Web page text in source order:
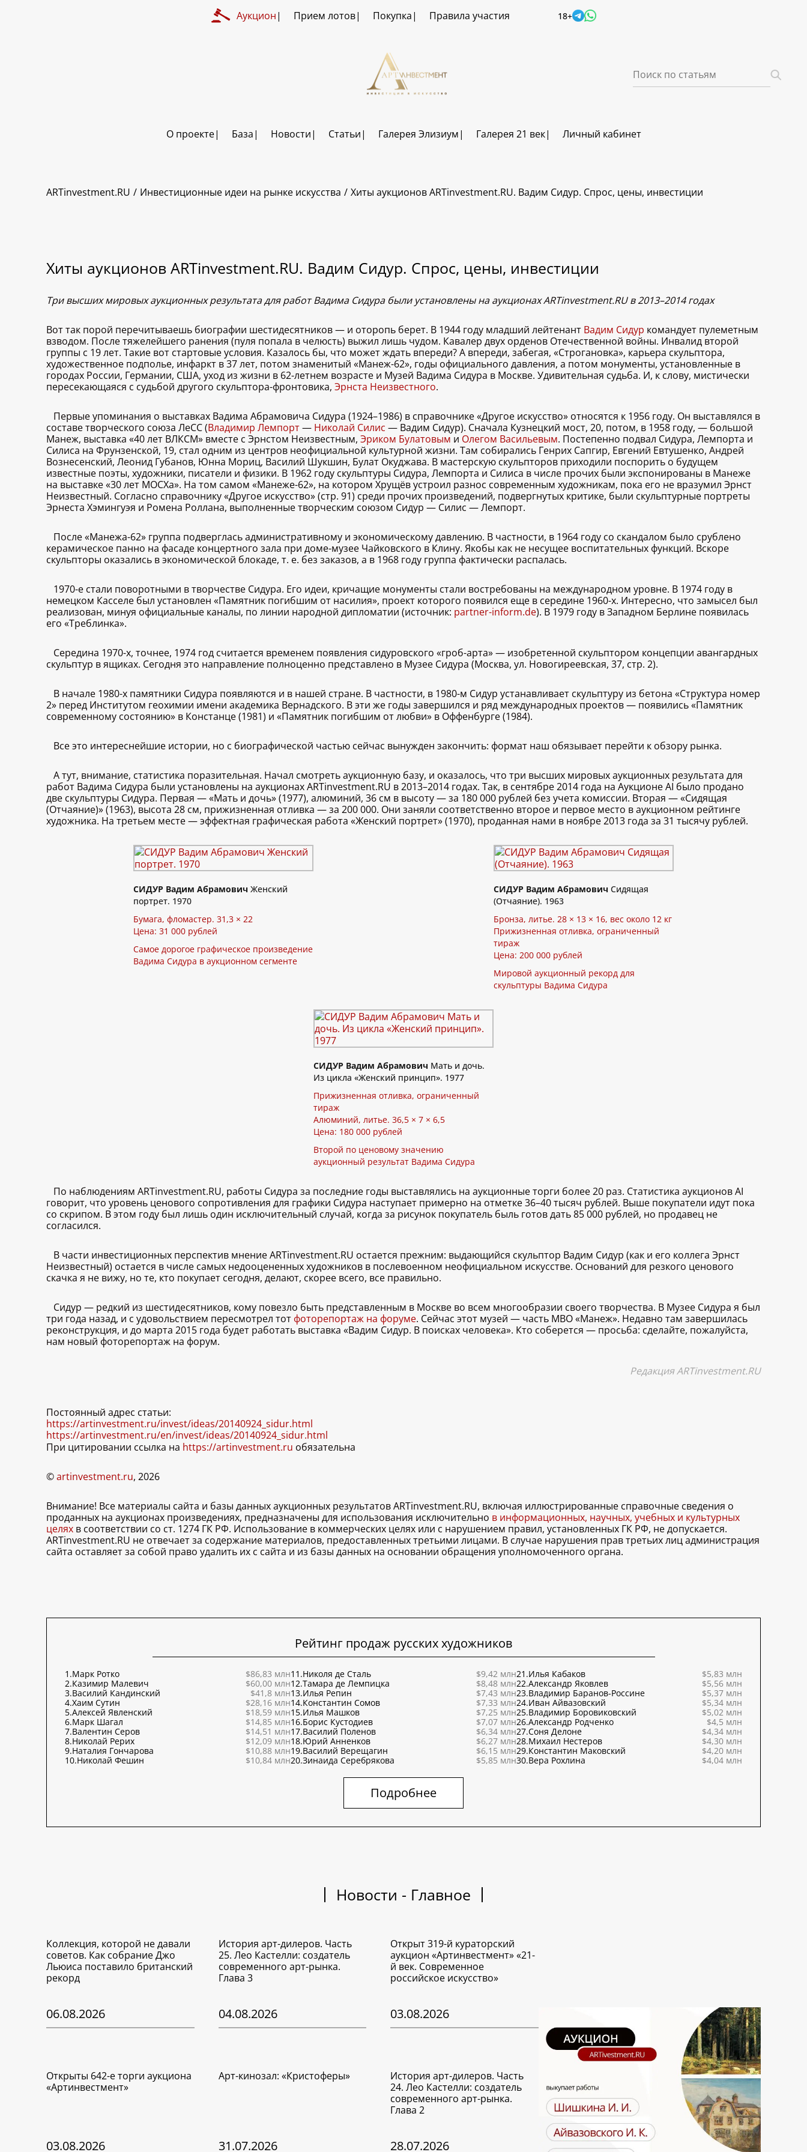
Аукцион Прием лотов Покупка Правила участия 18+
О проекте База Новости Статьи Галерея Элизиум Галерея 21 век Личный кабинет
ARTinvestment.RU Инвестиционные идеи на рынке искусства Хиты аукционов ARTinvestment.RU. Вадим Сидур. Спрос, цены, инвестиции
Хиты аукционов ARTinvestment.RU. Вадим Сидур. Спрос, цены, инвестиции
Три высших мировых аукционных результата для работ Вадима Сидура были установлены на аукционах ARTinvestment.RU в 2013–2014 годах
Вот так порой перечитываешь биографии шестидесятников — и оторопь берет. В 1944 году младший лейтенант Вадим Сидур командует пулеметным
взводом. После тяжелейшего ранения (пуля попала в челюсть) выжил лишь чудом. Кавалер двух орденов Отечественной войны. Инвалид второй
группы с 19 лет. Такие вот стартовые условия. Казалось бы, что может ждать впереди? А впереди, забегая, «Строгановка», карьера скульптора,
художественное подполье, инфаркт в 37 лет, потом знаменитый «Манеж-62», годы официального давления, а потом монументы, установленные в
городах России, Германии, США, уход из жизни в 62-летнем возрасте и Музей Вадима Сидура в Москве. Удивительная судьба. И, к слову, мистически
пересекающаяся с судьбой другого скульптора-фронтовика, Эрнста Неизвестного.
Первые упоминания о выставках Вадима Абрамовича Сидура (1924–1986) в справочнике «Другое искусство» относятся к 1956 году. Он выставлялся в
составе творческого союза ЛеСС (Владимир Лемпорт— Николай Силис — Вадим Сидур). Сначала Кузнецкий мост, 20, потом, в 1958 году, — большой
Манеж, выставка «40 лет ВЛКСМ» вместе с Эрнстом Неизвестным, Эриком Булатовым и Олегом Васильевым. Постепенно подвал Сидура, Лемпорта и
Силиса на Фрунзенской, 19, стал одним из центров неофициальной культурной жизни. Там собирались Генрих Сапгир, Евгений Евтушенко, Андрей
Вознесенский, Леонид Губанов, Юнна Мориц, Василий Шукшин, Булат Окуджава. В мастерскую скульпторов приходили поспорить о будущем
известные поэты, художники, писатели и физики. В 1962 году скульптуры Сидура, Лемпорта и Силиса в числе прочих были экспонированы в Манеже
на выставке «30 лет МОСХа». На том самом «Манеже-62», на котором Хрущёв устроил разнос современным художникам, пока его не вразумил Эрнст
Неизвестный. Согласно справочнику «Другое искусство» (стр. 91) среди прочих произведений, подвергнутых критике, были скульптурные портреты
Эрнеста Хэмингуэя и Ромена Роллана, выполненные творческим союзом Сидур — Силис — Лемпорт.
После «Манежа-62» группа подверглась административному и экономическому давлению. В частности, в 1964 году со скандалом было срублено
керамическое панно на фасаде концертного зала при доме-музее Чайковского в Клину. Якобы как не несущее воспитательных функций. Вскоре
скульпторы оказались в экономической блокаде, т. е. без заказов, а в 1968 году группа фактически распалась.
1970-е стали поворотными в творчестве Сидура. Его идеи, кричащие монументы стали востребованы на международном уровне. В 1974 году в
немецком Касселе был установлен «Памятник погибшим от насилия», проект которого появился еще в середине 1960-х. Интересно, что замысел был
реализован, минуя официальные каналы, по линии народной дипломатии (источник: partner-inform.de). В 1979 году в Западном Берлине появилась
его «Треблинка».
Середина 1970-х, точнее, 1974 год считается временем появления сидуровского «гроб-арта» — изобретенной скульптором концепции авангардных
скульптур в ящиках. Сегодня это направление полноценно представлено в Музее Сидура (Москва, ул. Новогиреевская, 37, стр. 2).
В начале 1980-х памятники Сидура появляются и в нашей стране. В частности, в 1980-м Сидур устанавливает скульптуру из бетона «Структура номер
2» перед Институтом геохимии имени академика Вернадского. В эти же годы завершился и ряд международных проектов — появились «Памятник
современному состоянию» в Констанце (1981) и «Памятник погибшим от любви» в Оффенбурге (1984).
Все это интереснейшие истории, но с биографической частью сейчас вынужден закончить: формат наш обязывает перейти к обзору рынка.
А тут, внимание, статистика поразительная. Начал смотреть аукционную базу, и оказалось, что три высших мировых аукционных результата для
работ Вадима Сидура были установлены на аукционах ARTinvestment.RU в 2013–2014 годах. Так, в сентябре 2014 года на Аукционе AI было продано
две скульптуры Сидура. Первая — «Мать и дочь» (1977), алюминий, 36 см в высоту — за 180 000 рублей без учета комиссии. Вторая — «Сидящая
(Отчаяние)» (1963), высота 28 см, прижизненная отливка — за 200 000. Они заняли соответственно второе и первое место в аукционном рейтинге
художника. На третьем месте — эффектная графическая работа «Женский портрет» (1970), проданная нами в ноябре 2013 года за 31 тысячу рублей.
СИДУР Вадим Абрамович Женский
портрет. 1970
Бумага, фломастер. 31,3 × 22
Цена: 31 000 рублей
Самое дорогое графическое произведение
Вадима Сидура в аукционном сегменте
СИДУР Вадим Абрамович Сидящая
(Отчаяние). 1963
Бронза, литье. 28 × 13 × 16, вес около 12 кг
Прижизненная отливка, ограниченный
тираж
Цена: 200 000 рублей
Мировой аукционный рекорд для
скульптуры Вадима Сидура
СИДУР Вадим Абрамович Мать и дочь.
Из цикла «Женский принцип». 1977
Прижизненная отливка, ограниченный
тираж
Алюминий, литье. 36,5 × 7 × 6,5
Цена: 180 000 рублей
Второй по ценовому значению
аукционный результат Вадима Сидура
По наблюдениям ARTinvestment.RU, работы Сидура за последние годы выставлялись на аукционные торги более 20 раз. Статистика аукционов AI
говорит, что уровень ценового сопротивления для графики Сидура наступает примерно на отметке 36–40 тысяч рублей. Выше покупатели идут пока
со скрипом. В этом году был лишь один исключительный случай, когда за рисунок покупатель быль готов дать 85 000 рублей, но продавец не
согласился.
В части инвестиционных перспектив мнение ARTinvestment.RU остается прежним: выдающийся скульптор Вадим Сидур (как и его коллега Эрнст
Неизвестный) остается в числе самых недооцененных художников в послевоенном неофициальном искусстве. Оснований для резкого ценового
скачка я не вижу, но те, кто покупает сегодня, делают, скорее всего, все правильно.
Сидур — редкий из шестидесятников, кому повезло быть представленным в Москве во всем многообразии своего творчества. В Музее Сидура я был
три года назад, и с удовольствием пересмотрел тотфоторепортаж на форуме. Сейчас этот музей — часть МВО «Манеж». Недавно там завершилась
реконструкция, и до марта 2015 года будет работать выставка «Вадим Сидур. В поисках человека». Кто соберется — просьба: сделайте, пожалуйста,
нам новый фоторепортаж на форум.
Редакция ARTinvestment.RU
Постоянный адрес статьи:
https://artinvestment.ru/invest/ideas/20140924_sidur.html
https://artinvestment.ru/en/invest/ideas/20140924_sidur.html
При цитировании ссылка на https://artinvestment.ru обязательна
©artinvestment.ru, 2026
Внимание! Все материалы сайта и базы данных аукционных результатов ARTinvestment.RU, включая иллюстрированные справочные сведения о
проданных на аукционах произведениях, предназначены для использования исключительно в информационных, научных, учебных и культурных
целях в соответствии со ст. 1274 ГК РФ. Использование в коммерческих целях или с нарушением правил, установленных ГК РФ, не допускается.
ARTinvestment.RU не отвечает за содержание материалов, предоставленных третьими лицами. В случае нарушения прав третьих лиц администрация
сайта оставляет за собой право удалить их с сайта и из базы данных на основании обращения уполномоченного органа.
Рейтинг продаж русских художников
1.Марк Ротко
$86,83 млн
2.Казимир Малевич
$60,00 млн
3.Василий Кандинский
$41,8 млн
4.Хаим Сутин
$28,16 млн
5.Алексей Явленский
$18,59 млн
6.Марк Шагал
$14,85 млн
7.Валентин Серов
$14,51 млн
8.Николай Рерих
$12,09 млн
9.Наталия Гончарова
$10,88 млн
10.Николай Фешин $10,84 млн
11.Николя де Сталь
$9,42 млн
12.Тамара де Лемпицка
$8,48 млн
13.Илья Репин
$7,43 млн
14.Константин Сомов
$7,33 млн
15.Илья Машков
$7,25 млн
16.Борис Кустодиев
$7,07 млн
17.Василий Поленов
$6,34 млн
18.Юрий Анненков
$6,27 млн
19.Василий Верещагин
$6,15 млн
20.Зинаида Серебрякова $5,85 млн
21.Илья Кабаков
$5,83 млн
22.Александр Яковлев
$5,56 млн
23.Владимир Баранов-Россине
$5,37 млн
24.Иван Айвазовский
$5,34 млн
25.Владимир Боровиковский
$5,02 млн
26.Александр Родченко
$4,5 млн
27.Соня Делоне
$4,34 млн
28.Михаил Нестеров
$4,30 млн
29.Константин Маковский
$4,20 млн
30.Вера Рохлина $4,04 млн
Подробнее
Новости - Главное
Коллекция, которой не давали
советов. Как собрание Джо
Льюиса поставило британский
рекорд
06.08.2026
История арт-дилеров. Часть
25. Лео Кастелли: создатель
современного арт-рынка.
Глава 3
04.08.2026
Открыт 319-й кураторский
аукцион «Артинвестмент» «21-
й век. Современное
российское искусство»
03.08.2026
Открыты 642-е торги аукциона
«Артинвестмент»
03.08.2026
Арт-кинозал: «Кристоферы»
31.07.2026
История арт-дилеров. Часть
24. Лео Кастелли: создатель
современного арт-рынка.
Глава 2
28.07.2026